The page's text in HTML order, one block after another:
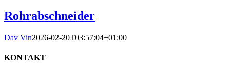
Rohrabschneider
Dav Vin2026-02-20T03:57:04+01:00
KONTAKT